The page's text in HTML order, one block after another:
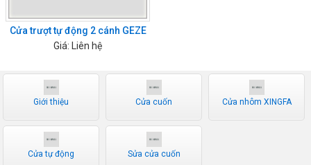
Cửa trượt tự động 2 cánh GEZE
Giá: Liên hệ
Giới thiệu Cửa cuốn Cửa nhôm XINGFA
Cửa tự động Sửa cửa cuốn